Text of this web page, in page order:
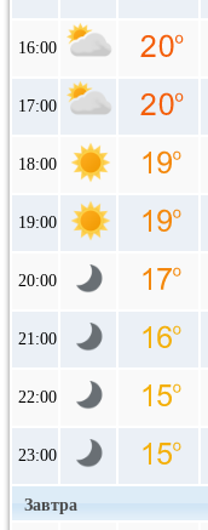
16:00
17:00
18:00
19:00
20:00
21:00
22:00
23:00
Завтра